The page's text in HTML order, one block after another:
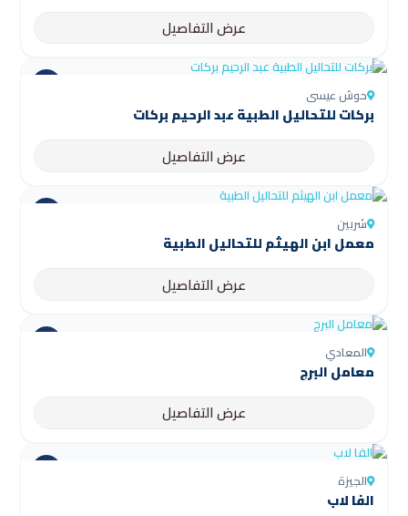
عرض التفاصيل
حوش عيسى
بركات للتحاليل الطبية عبد الرحيم بركات
عرض التفاصيل
شربين
عرض التفاصيل
المعادي
معامل البرج
عرض التفاصيل
الجيزة
الفا لاب